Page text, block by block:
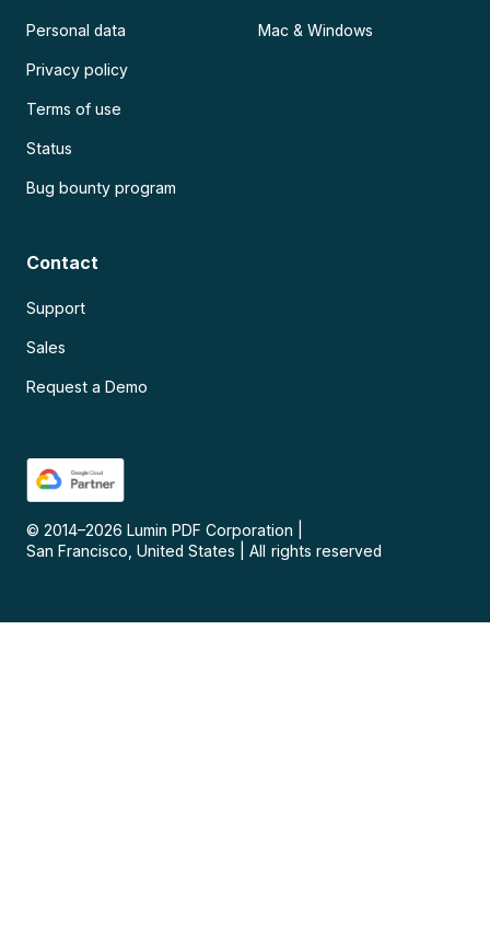
Personal data
Privacy policy
Terms of use
Status
Bug bounty program
Mac & Windows
Contact
Support
Sales
Request a Demo
© 2014–2026 Lumin PDF Corporation
San Francisco, United States
All rights reserved